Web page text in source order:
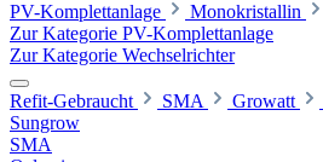
PV-Komplettanlage Monokristallin
Zur Kategorie PV-Komplettanlage
Zur Kategorie Wechselrichter
Refit-Gebraucht SMA Growatt
Sungrow
SMA